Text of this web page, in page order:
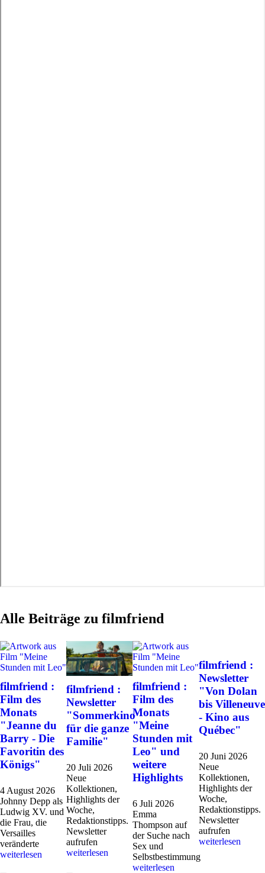
Alle Beiträge zu filmfriend
filmfriend :
Film des
Monats
"Jeanne du
Barry - Die
Favoritin des
Königs"
4 August 2026
Johnny Depp als
Ludwig XV. und
die Frau, die
Versailles
veränderte
weiterlesen
filmfriend :
Newsletter
"Sommerkino
für die ganze
Familie"
20 Juli 2026
Neue
Kollektionen,
Highlights der
Woche,
Redaktionstipps.
Newsletter
aufrufen
weiterlesen
filmfriend :
Film des
Monats
"Meine
Stunden mit
Leo" und
weitere
Highlights
6 Juli 2026
Emma
Thompson auf
der Suche nach
Sex und
Selbstbestimmung
weiterlesen
filmfriend :
Newsletter
"Von Dolan
bis Villeneuve
- Kino aus
Québec"
20 Juni 2026
Neue
Kollektionen,
Highlights der
Woche,
Redaktionstipps.
Newsletter
aufrufen
weiterlesen